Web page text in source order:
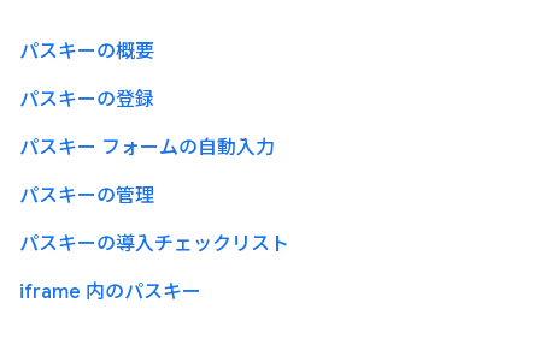
パスキーの概要
パスキーの登録
パスキー フォームの自動入力
パスキーの管理
パスキーの導入チェックリスト
iframe 内のパスキー